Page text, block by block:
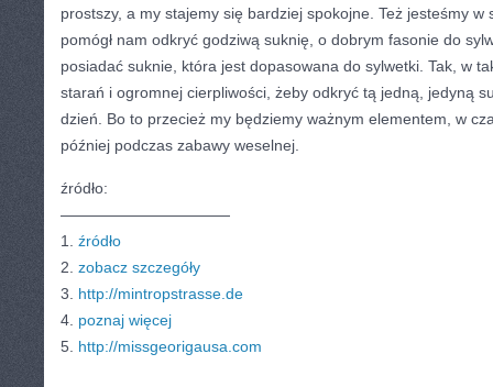
prostszy, a my stajemy się bardziej spokojne. Też jesteśmy w
pomógł nam odkryć godziwą suknię, o dobrym fasonie do
posiadać suknie, która jest dopasowana do sylwetki. Tak, w
starań i ogromnej cierpliwości, żeby odkryć tą jedną, jedyną
dzień. Bo to przecież my będziemy ważnym elementem, w
później podczas zabawy weselnej.
źródło:
———————————
1. źródło
2. zobacz szczegóły
3. http://mintropstrasse.de
4. poznaj więcej
5. http://missgeorigausa.com